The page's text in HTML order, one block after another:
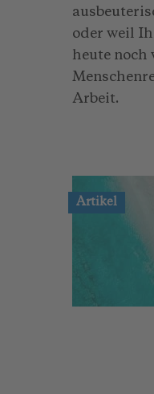
oder weil
heute noch
Arbeit.
Artikel